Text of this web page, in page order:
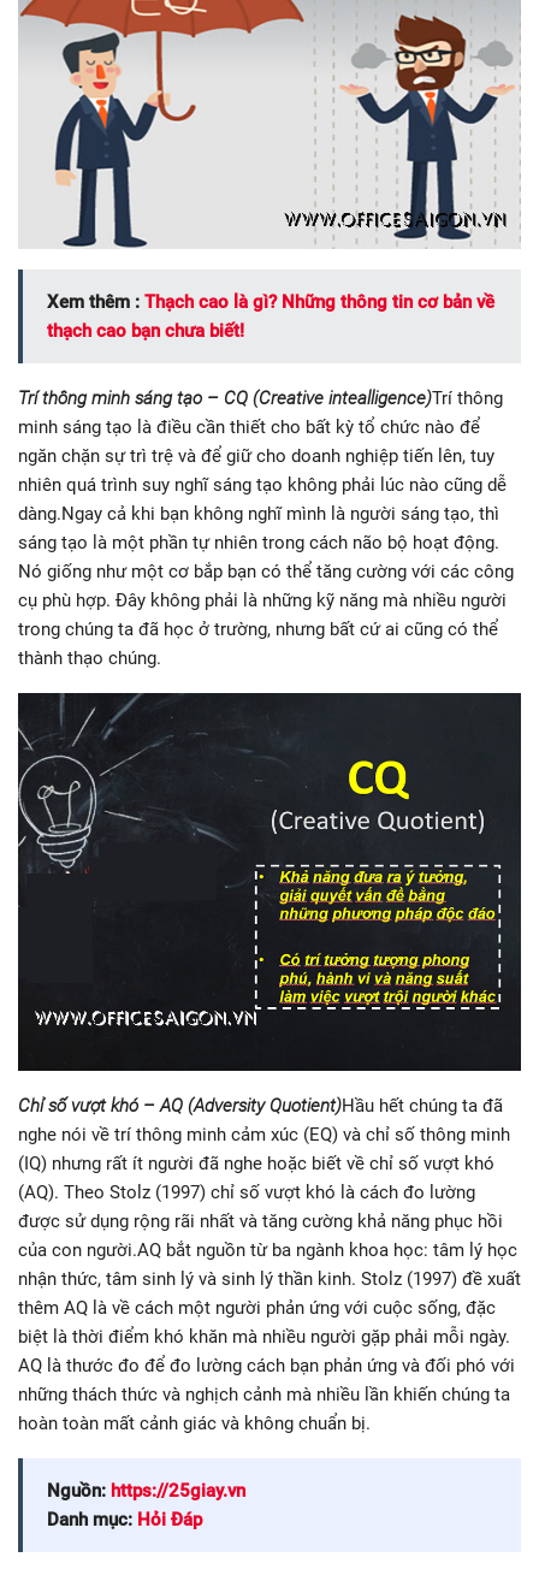
Xem thêm : Thạch cao là gì? Những thông tin cơ bản về
thạch cao bạn chưa biết!
Trí thông minh sáng tạo – CQ (Creative intealligence)Trí thông
minh sáng tạo là điều cần thiết cho bất kỳ tổ chức nào để
ngăn chặn sự trì trệ và để giữ cho doanh nghiệp tiến lên, tuy
nhiên quá trình suy nghĩ sáng tạo không phải lúc nào cũng dễ
dàng.Ngay cả khi bạn không nghĩ mình là người sáng tạo, thì
sáng tạo là một phần tự nhiên trong cách não bộ hoạt động.
Nó giống như một cơ bắp bạn có thể tăng cường với các công
cụ phù hợp. Đây không phải là những kỹ năng mà nhiều người
trong chúng ta đã học ở trường, nhưng bất cứ ai cũng có thể
thành thạo chúng.
Chỉ số vượt khó – AQ (Adversity Quotient)Hầu hết chúng ta đã
nghe nói về trí thông minh cảm xúc (EQ) và chỉ số thông minh
(IQ) nhưng rất ít người đã nghe hoặc biết về chỉ số vượt khó
(AQ). Theo Stolz (1997) chỉ số vượt khó là cách đo lường
được sử dụng rộng rãi nhất và tăng cường khả năng phục hồi
của con người.AQ bắt nguồn từ ba ngành khoa học: tâm lý học
nhận thức, tâm sinh lý và sinh lý thần kinh. Stolz (1997) đề xuất
thêm AQ là về cách một người phản ứng với cuộc sống, đặc
biệt là thời điểm khó khăn mà nhiều người gặp phải mỗi ngày.
AQ là thước đo để đo lường cách bạn phản ứng và đối phó với
những thách thức và nghịch cảnh mà nhiều lần khiến chúng ta
hoàn toàn mất cảnh giác và không chuẩn bị.
Nguồn: https://25giay.vn
Danh mục: Hỏi Đáp